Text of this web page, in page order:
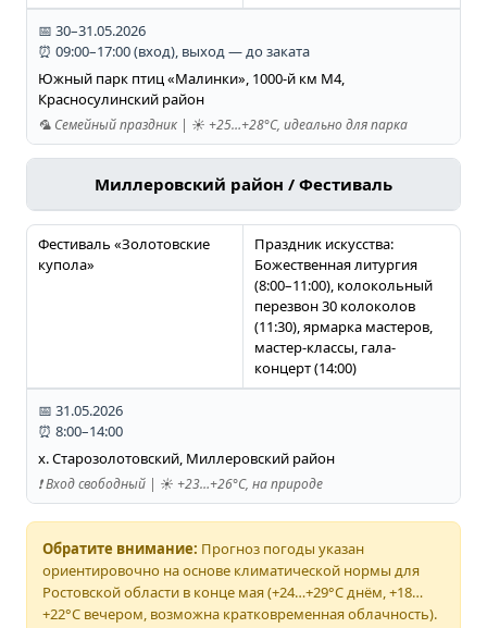
📅 30–31.05.2026
⏰ 09:00–17:00 (вход), выход — до заката
Южный парк птиц «Малинки», 1000-й км М4,
Красносулинский район
🦜 Семейный праздник | ☀️ +25…+28°C, идеально для парка
Миллеровский район / Фестиваль
Фестиваль «Золотовские
купола»
Праздник искусства:
Божественная литургия
(8:00–11:00), колокольный
перезвон 30 колоколов
(11:30), ярмарка мастеров,
мастер-классы, гала-
концерт (14:00)
📅 31.05.2026
⏰ 8:00–14:00
х. Старозолотовский, Миллеровский район
❗️ Вход свободный | ☀️ +23…+26°C, на природе
Обратите внимание: Прогноз погоды указан
ориентировочно на основе климатической нормы для
Ростовской области в конце мая (+24…+29°C днём, +18…
+22°C вечером, возможна кратковременная облачность).